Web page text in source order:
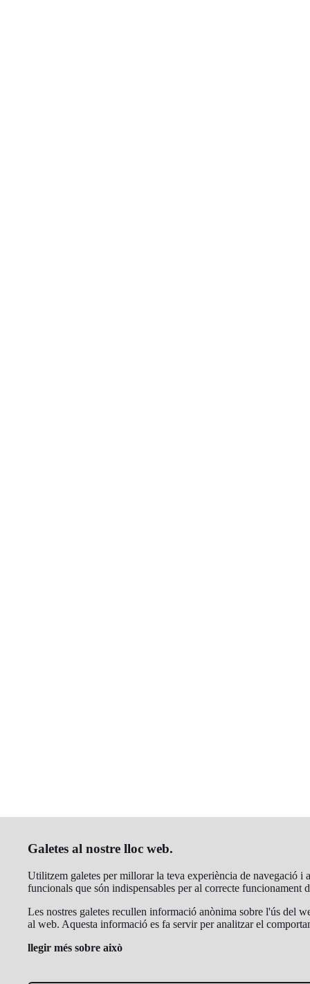
Galetes al nostre lloc web.
Utilitzem galetes per millorar la teva experiència de navegació i
funcionals que són indispensables per al correcte funcionament
Les nostres galetes recullen informació anònima sobre l'ús del
al web. Aquesta informació es fa servir per analitzar el
llegir més sobre això